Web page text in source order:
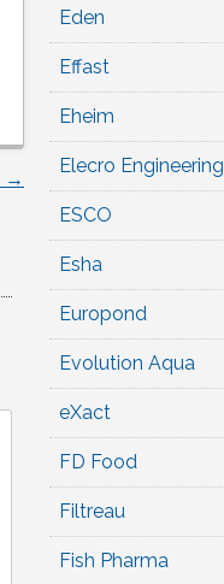
→
Eden
Effast
Eheim
Elecro Engineering
ESCO
Esha
Europond
Evolution Aqua
eXact
FD Food
Filtreau
Fish Pharma